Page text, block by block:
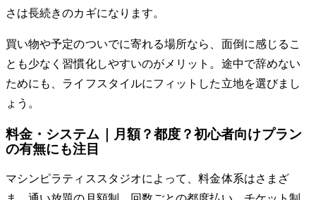
さは長続きのカギになります。
買い物や予定のついでに寄れる場所なら、面倒に感じるこ
とも少なく習慣化しやすいのがメリット。途中で辞めない
ためにも、ライフスタイルにフィットした立地を選びまし
ょう。
料金・システム｜月額？都度？初心者向けプラン
の有無にも注目
マシンピラティススタジオによって、料金体系はさまざ